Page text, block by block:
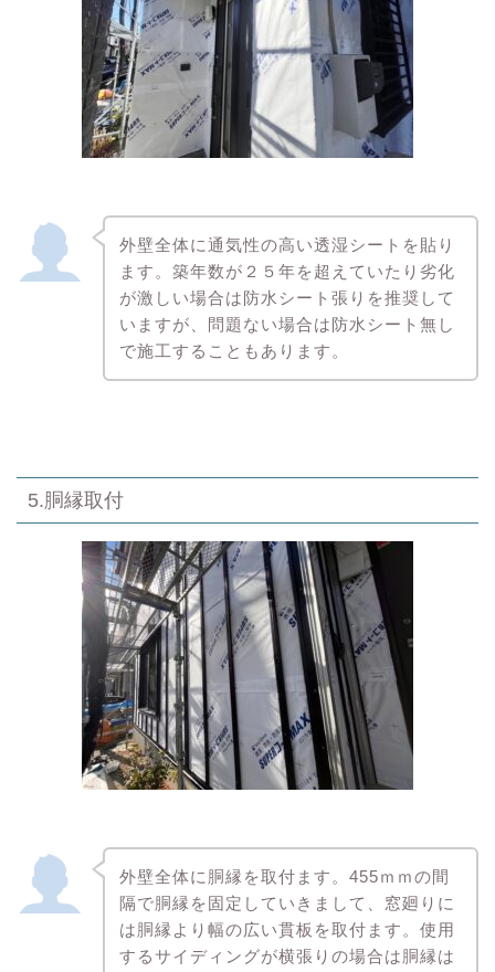
外壁全体に通気性の高い透湿シートを貼り
ます。築年数が２５年を超えていたり劣化
が激しい場合は防水シート張りを推奨して
いますが、問題ない場合は防水シート無し
で施工することもあります。
5.胴縁取付
外壁全体に胴縁を取付ます。455ｍｍの間
隔で胴縁を固定していきまして、窓廻りに
は胴縁より幅の広い貫板を取付ます。使用
するサイディングが横張りの場合は胴縁は